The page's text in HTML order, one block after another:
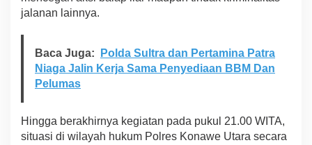
jalanan lainnya.
Baca Juga:
Polda Sultra dan Pertamina Patra
Niaga Jalin Kerja Sama Penyediaan BBM Dan
Pelumas
Hingga berakhirnya kegiatan pada pukul 21.00 WITA,
situasi di wilayah hukum Polres Konawe Utara secara